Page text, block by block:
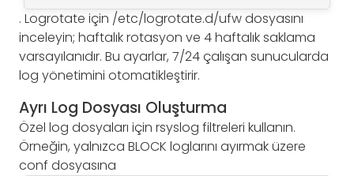
. Logrotate için /etc/logrotate.d/ufw dosyasını
inceleyin; haftalık rotasyon ve 4 haftalık saklama
varsayılanıdır. Bu ayarlar, 7/24 çalışan sunucularda
log yönetimini otomatikleştirir.
Ayrı Log Dosyası Oluşturma
Özel log dosyaları için rsyslog filtreleri kullanın.
Örneğin, yalnızca BLOCK loglarını ayırmak üzere
conf dosyasına